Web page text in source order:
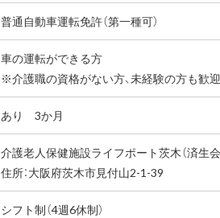
普通自動車運転免許（第一種可）
車の運転ができる方
※介護職の資格がない方、未経験の方も歓迎
あり 3か月
介護老人保健施設ライフポート茨木（済生
住所：大阪府茨木市見付山2-1-39
シフト制（4週6休制）